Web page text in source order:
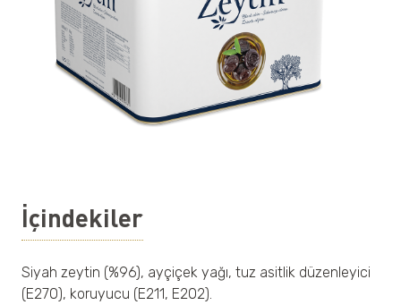
İçindekiler
Siyah zeytin (%96), ayçiçek yağı, tuz asitlik düzenleyici
(E270), koruyucu (E211, E202).